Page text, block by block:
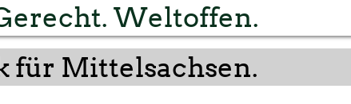
Weltoffen.
für Mittelsachsen.